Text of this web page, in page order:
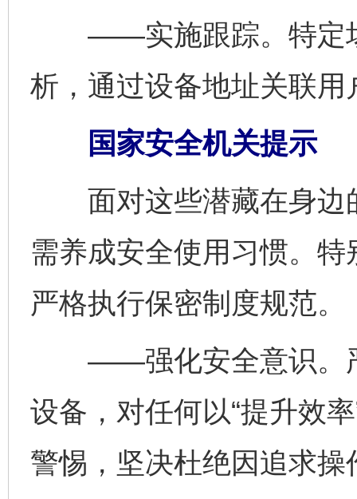
——实施跟踪。特定场
析，通过设备地址关联
国家安全机关提示
面对这些潜藏在身边
需养成安全使用习惯。
严格执行保密制度规范。
——强化安全意识。严
设备，对任何以“提升效
警惕，坚决杜绝因追求